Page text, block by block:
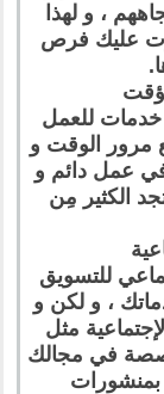
، و لهذا
عليك فرص
خدمات للعمل
الوقت و
عمل دائم و
الكثير مِن
للتسويق
، و لكن و
مثل
في مجالك
بمنشورات